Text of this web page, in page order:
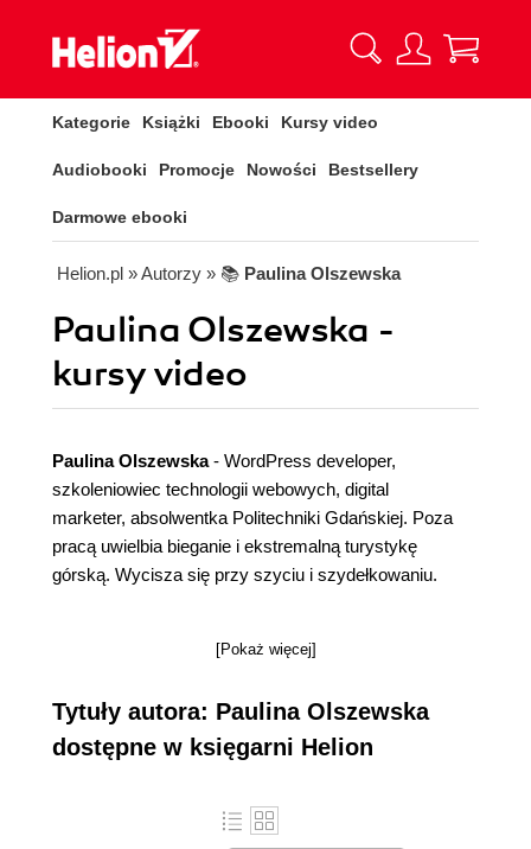
Kategorie Książki Ebooki Kursy video
Audiobooki Promocje Nowości Bestsellery
Darmowe ebooki
Helion.pl » Autorzy » 📚 Paulina Olszewska
Paulina Olszewska -
kursy video
Paulina Olszewska- WordPress developer,
szkoleniowiec technologii webowych, digital
marketer, absolwentka Politechniki Gdańskiej. Poza
pracą uwielbia bieganie i ekstremalną turystykę
górską. Wycisza się przy szyciu i szydełkowaniu.
[Pokaż więcej]
Tytuły autora: Paulina Olszewska
dostępne w księgarni Helion